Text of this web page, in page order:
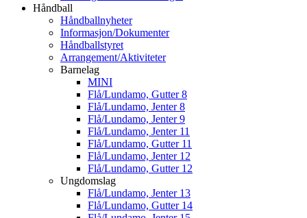
Håndball
Håndballnyheter
Informasjon/Dokumenter
Håndballstyret
Arrangement/Aktiviteter
Barnelag
MINI
Flå/Lundamo, Gutter 8
Flå/Lundamo, Jenter 8
Flå/Lundamo, Jenter 9
Flå/Lundamo, Jenter 11
Flå/Lundamo, Gutter 11
Flå/Lundamo, Jenter 12
Flå/Lundamo, Gutter 12
Ungdomslag
Flå/Lundamo, Jenter 13
Flå/Lundamo, Gutter 14